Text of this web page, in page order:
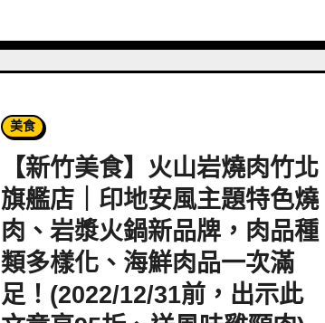
美食
【新竹美食】火山岩燒肉竹北
旗艦店｜印地安風主題特色燒
肉、岩漿火鍋新品牌，肉品種
類多樣化、海鮮肉品一次滿
足！(2022/12/31前，出示此